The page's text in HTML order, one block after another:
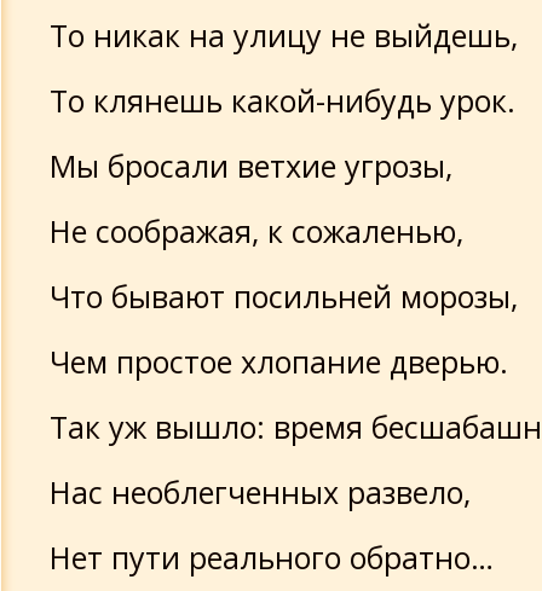
То никак на улицу не выйдешь,
То клянешь какой-нибудь урок.
Мы бросали ветхие угрозы,
Не соображая, к сожаленью,
Что бывают посильней морозы,
Чем простое хлопание дверью.
Так уж вышло: время
Нас необлегченных развело,
Нет пути реального обратно…